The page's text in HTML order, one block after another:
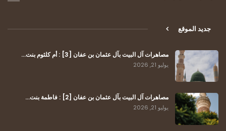
جديد الموقع
مصاهرات آل البيت بآل عثمان بن عفان [3] : أم كلثوم بنت…
يوليو 21, 2026
مصاهرات آل البيت بآل عثمان بن عفان [2] : فاطمة بنت…
يوليو 21, 2026